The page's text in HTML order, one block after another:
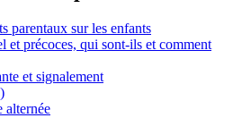
parentaux sur les enfants
et précoces, qui sont-ils et comment
et signalement
alternée